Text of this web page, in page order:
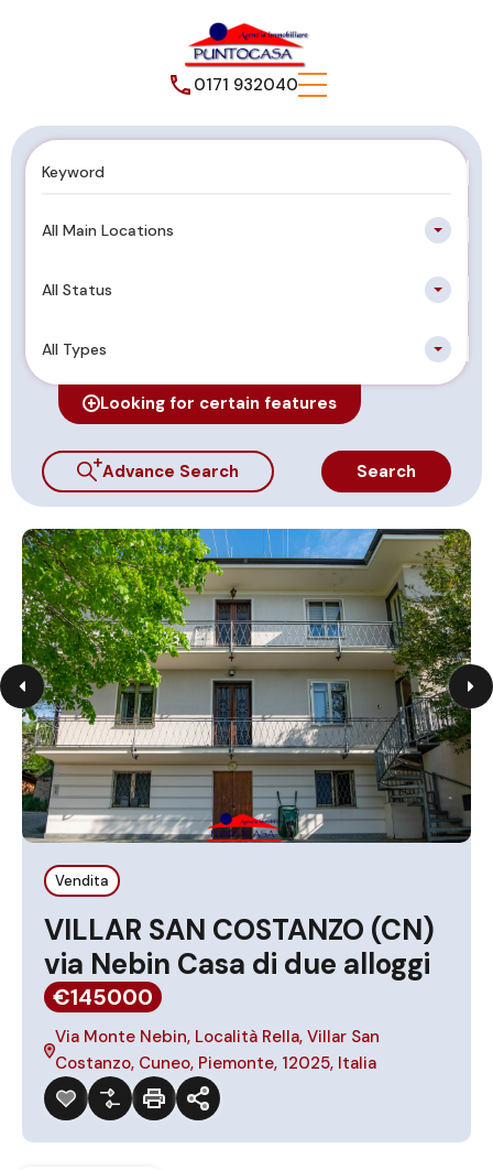
0171 932040
All Main Locations
All Status
All Types
Looking for certain features
Advance Search Search
Vendita
VILLAR SAN COSTANZO (CN)
via Nebin Casa di due alloggi
€145000
Via Monte Nebin, Località Rella, Villar San
Costanzo, Cuneo, Piemonte, 12025, Italia